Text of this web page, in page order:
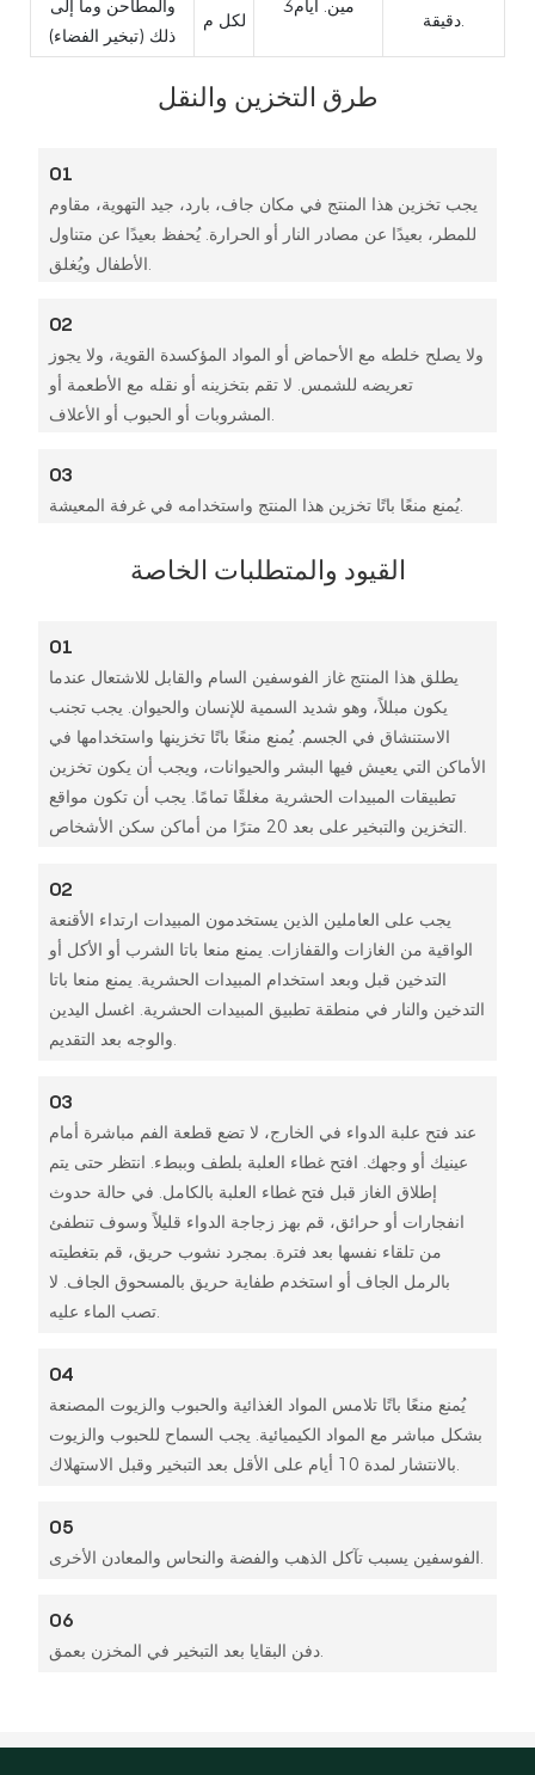
والمطاحن وما إلى
ذلك (تبخير الفضاء)
لكل م
مين. أيام3
دقيقة.
طرق التخزين والنقل
01
يجب تخزين هذا المنتج في مكان جاف، بارد، جيد التهوية، مقاوم
للمطر، بعيدًا عن مصادر النار أو الحرارة. يُحفظ بعيدًا عن متناول
الأطفال ويُغلق.
02
ولا يصلح خلطه مع الأحماض أو المواد المؤكسدة القوية، ولا يجوز
تعريضه للشمس. لا تقم بتخزينه أو نقله مع الأطعمة أو
المشروبات أو الحبوب أو الأعلاف.
03
يُمنع منعًا باتًا تخزين هذا المنتج واستخدامه في غرفة المعيشة.
القيود والمتطلبات الخاصة
01
يطلق هذا المنتج غاز الفوسفين السام والقابل للاشتعال عندما
يكون مبللاً، وهو شديد السمية للإنسان والحيوان. يجب تجنب
الاستنشاق في الجسم. يُمنع منعًا باتًا تخزينها واستخدامها في
الأماكن التي يعيش فيها البشر والحيوانات، ويجب أن يكون تخزين
تطبيقات المبيدات الحشرية مغلقًا تمامًا. يجب أن تكون مواقع
التخزين والتبخير على بعد 20 مترًا من أماكن سكن الأشخاص.
02
يجب على العاملين الذين يستخدمون المبيدات ارتداء الأقنعة
الواقية من الغازات والقفازات. يمنع منعا باتا الشرب أو الأكل أو
التدخين قبل وبعد استخدام المبيدات الحشرية. يمنع منعا باتا
التدخين والنار في منطقة تطبيق المبيدات الحشرية. اغسل اليدين
والوجه بعد التقديم.
03
عند فتح علبة الدواء في الخارج، لا تضع قطعة الفم مباشرة أمام
عينيك أو وجهك. افتح غطاء العلبة بلطف وببطء. انتظر حتى يتم
إطلاق الغاز قبل فتح غطاء العلبة بالكامل. في حالة حدوث
انفجارات أو حرائق، قم بهز زجاجة الدواء قليلاً وسوف تنطفئ
من تلقاء نفسها بعد فترة. بمجرد نشوب حريق، قم بتغطيته
بالرمل الجاف أو استخدم طفاية حريق بالمسحوق الجاف. لا
تصب الماء عليه.
04
يُمنع منعًا باتًا تلامس المواد الغذائية والحبوب والزيوت المصنعة
بشكل مباشر مع المواد الكيميائية. يجب السماح للحبوب والزيوت
بالانتشار لمدة 10 أيام على الأقل بعد التبخير وقبل الاستهلاك.
05
الفوسفين يسبب تآكل الذهب والفضة والنحاس والمعادن الأخرى.
06
دفن البقايا بعد التبخير في المخزن بعمق.